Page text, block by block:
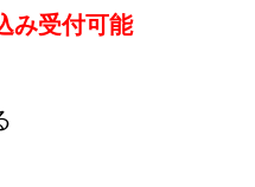
み受付可能